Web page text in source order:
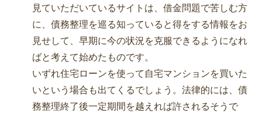
見ていただいているサイトは、借金問題で苦しむ方
に、債務整理を巡る知っていると得をする情報をお
見せして、早期に今の状況を克服できるようになれ
ばと考えて始めたものです。
いずれ住宅ローンを使って自宅マンションを買いた
いという場合も出てくるでしょう。法律的には、債
務整理終了後一定期間を越えれば許されるそうで